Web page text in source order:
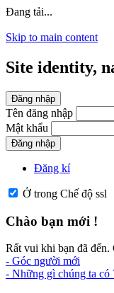
Đang tải...
Skip to main content
Site identity,
Đăng nhập
Tên đăng nhập
Mật khẩu
Đăng nhập
Đăng kí
Ở trong Chế độ ssl
Chào bạn mới !
Rất vui khi bạn đã đến.
- Góc người mới
- Những gì chúng ta có